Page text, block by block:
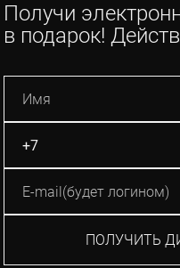
Получи
в подарок!
ПОЛУЧИТЬ